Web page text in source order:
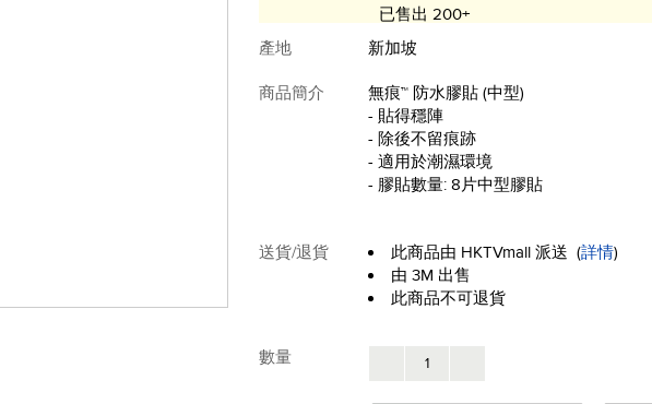
已售出 200+
產地
新加坡
商品簡介
無痕™ 防水膠貼 (中型)
- 貼得穩陣
- 除後不留痕跡
- 適用於潮濕環境
- 膠貼數量: 8片中型膠貼
送貨/退貨 此商品由 HKTVmall 派送 (詳情)
由 3M 出售
此商品不可退貨
數量